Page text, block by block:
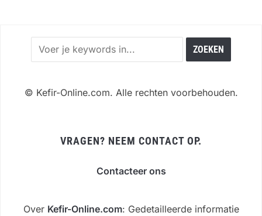
© Kefir-Online.com. Alle rechten voorbehouden.
VRAGEN? NEEM CONTACT OP.
Contacteer ons
Over Kefir-Online.com: Gedetailleerde informatie